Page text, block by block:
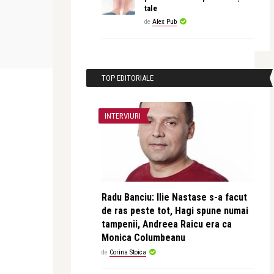
tale
de Alex Pub
TOP EDITORIALE
INTERVIURI
Radu Banciu: Ilie Nastase s-a facut
de ras peste tot, Hagi spune numai
tampenii, Andreea Raicu era ca
Monica Columbeanu
de Corina Stoica